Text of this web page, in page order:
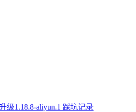
级1.18.8-aliyun.1 踩坑记录